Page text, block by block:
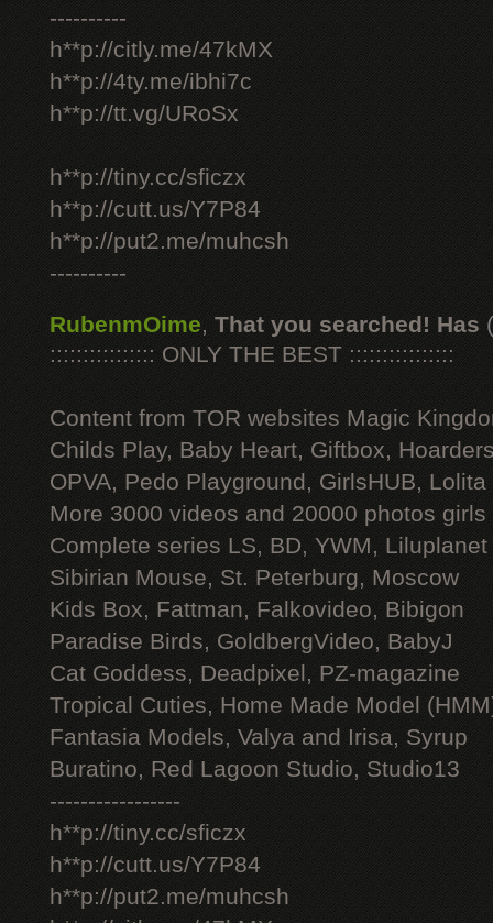
----------
h**p://citly.me/47kMX
h**p://4ty.me/ibhi7c
h**p://tt.vg/URoSx
h**p://tiny.cc/sficzx
h**p://cutt.us/Y7P84
h**p://put2.me/muhcsh
----------
RubenmOime, That you searched! Has
:::::::::::::::: ONLY THE BEST ::::::::::::::::
Content from TOR websites Magic
Childs Play, Baby Heart, Giftbox,
OPVA, Pedo Playground, GirlsHUB, Lolita
More 3000 videos and 20000 photos
Complete series LS, BD, YWM, Liluplanet
Sibirian Mouse, St. Peterburg, Moscow
Kids Box, Fattman, Falkovideo, Bibigon
Paradise Birds, GoldbergVideo, BabyJ
Cat Goddess, Deadpixel, PZ-magazine
Tropical Cuties, Home Made Model
Fantasia Models, Valya and Irisa, Syrup
Buratino, Red Lagoon Studio, Studio13
-----------------
h**p://tiny.cc/sficzx
h**p://cutt.us/Y7P84
h**p://put2.me/muhcsh